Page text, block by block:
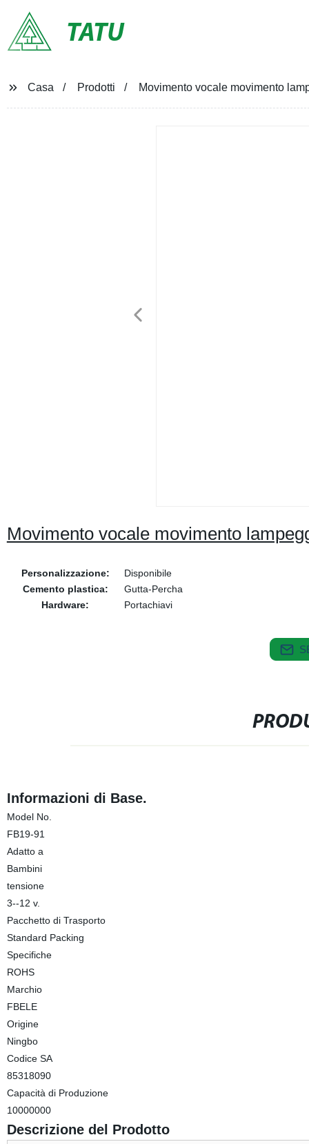
TATU
Casa Prodotti Movimento vocale movimento
Movimento vocale movimento
Personalizzazione:
Disponibile
Cemento plastica:
Gutta-Percha
Hardware:
Portachiavi
Informazioni di Base.
Model No.
FB19-91
Adatto a
Bambini
tensione
3--12 v.
Pacchetto di Trasporto
Standard Packing
Specifiche
ROHS
Marchio
FBELE
Origine
Ningbo
Codice SA
85318090
Capacità di Produzione
10000000
Descrizione del Prodotto